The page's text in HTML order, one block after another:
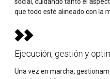
que todo esté alineado con la
Ejecución, gestión y
Una vez en marcha,